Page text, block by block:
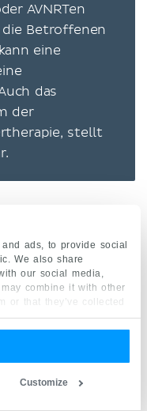
ads, to provide social
We also share
our social media,
combine it with other
or that they’ve collected
Customize
AVNRTen
Betroffenen
eine
das
der
stellt
Inhalte werden
auf akademischer
Weitere